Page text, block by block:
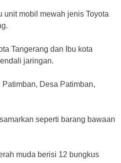
unit mobil mewah jenis Toyota
Tangerang dan Ibu kota
jaringan.
Desa Patimban,
seperti barang bawaan
muda berisi 12 bungkus